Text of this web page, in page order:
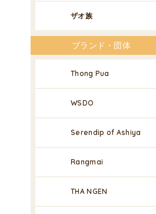
ザオ族
ブランド・団体
Thong Pua
WSDO
Serendip of Ashiya
Rangmai
THA NGEN